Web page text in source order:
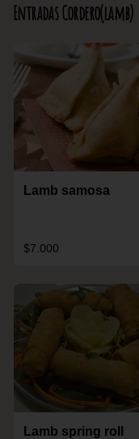
Entradas Cordero(lamb)
Lamb samosa
$7.000
Lamb spring roll